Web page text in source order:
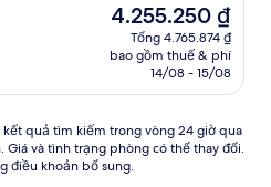
Giá
hiện
tại
4.255.250 ₫
4.255.250 ₫
Tổng 4.765.874 ₫
bao gồm thuế & phí
14/08 - 15/08
quả tìm kiếm trong vòng 24 giờ qua
Giá và tình trạng phòng có thể thay đổi.
điều khoản bổ sung.